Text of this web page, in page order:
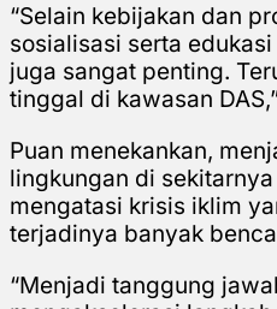
“Selain kebijakan dan
sosialisasi serta
juga sangat penting.
tinggal di kawasan
Puan menekankan,
lingkungan di
mengatasi krisis iklim
terjadinya banyak
“Menjadi tanggung